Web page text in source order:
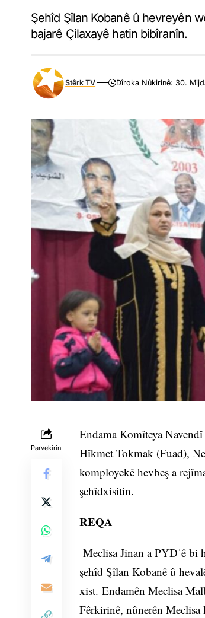
Şehîd Şîlan Kobanê û hevreyên
bajarê Çilaxayê hatin bibîranîn.
Stêrk TV Dîroka Nûkirinê: 30.
Parvekirin
Endama Komîteya
Hîkmet Tokmak (Fuad),
komployekê hevbeş a
şehîdxisitin.
REQA
Meclisa Jinan a PYDˈê bi
şehîd Şîlan Kobanê û
xist. Endamên Meclisa
Fêrkirinê, nûnerên Meclisa